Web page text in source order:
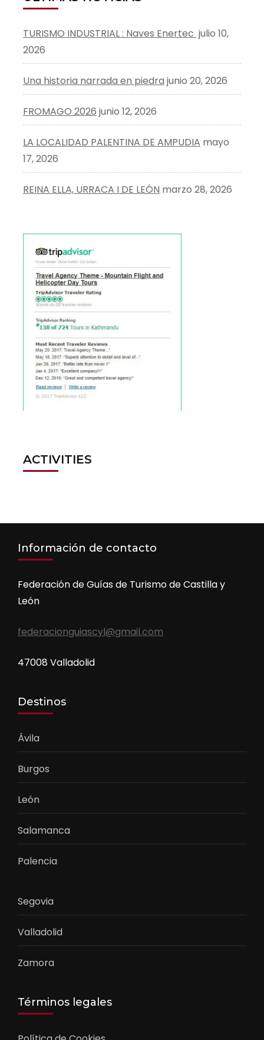
TURISMO INDUSTRIAL : Naves Enertec julio 10,
2026
Una historia narrada en piedra junio 20, 2026
FROMAGO 2026 junio 12, 2026
LA LOCALIDAD PALENTINA DE AMPUDIA mayo
17, 2026
REINA ELLA, URRACA I DE LEÓN marzo 28, 2026
ACTIVITIES
Información de contacto
Federación de Guías de Turismo de Castilla y
León
federacionguiascyl@gmail.com
47008 Valladolid
Destinos
Ávila
Burgos
León
Salamanca
Palencia
Segovia
Valladolid
Zamora
Términos legales